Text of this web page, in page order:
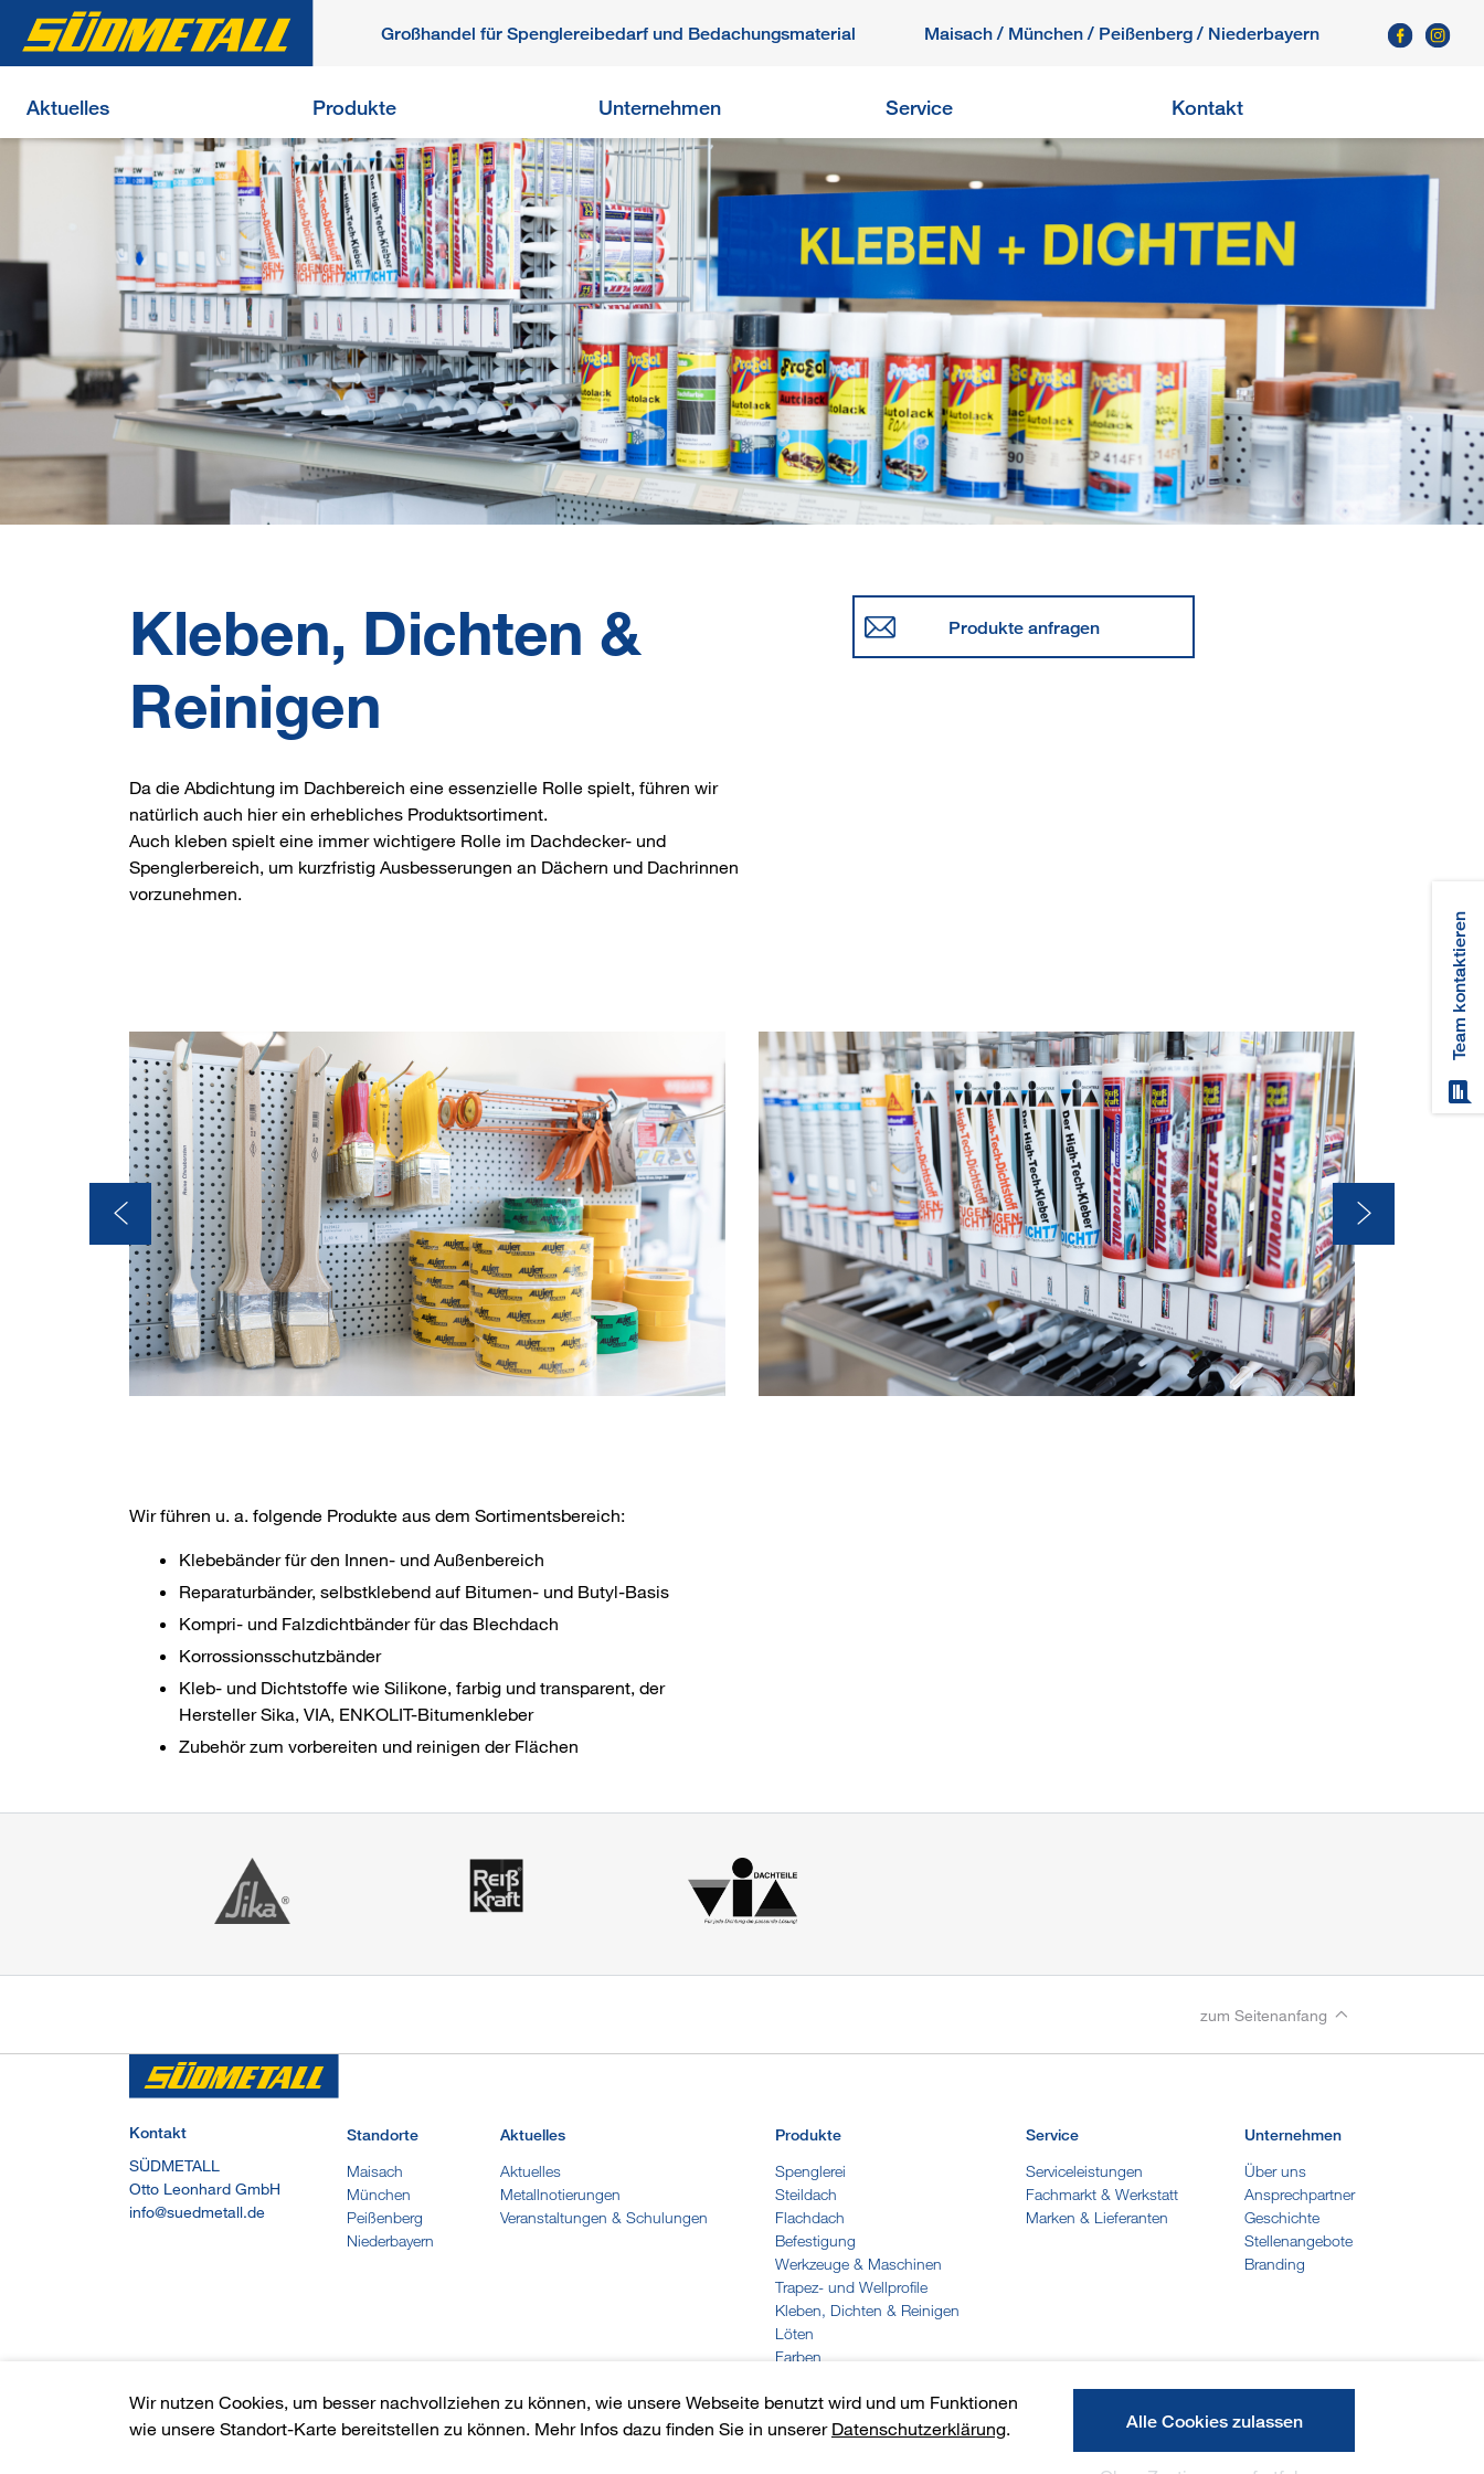
Großhandel für Spenglereibedarf und Bedachungsmaterial Maisach/ München/ Peißenberg/ Niederbayern
Aktuelles Produkte Unternehmen Service Kontakt
Kleben, Dichten &
Reinigen
Da die Abdichtung im Dachbereich eine essenzielle Rolle spielt, führen wir
natürlich auch hier ein erhebliches Produktsortiment.
Auch kleben spielt eine immer wichtigere Rolle im Dachdecker- und
Spenglerbereich, um kurzfristig Ausbesserungen an Dächern und Dachrinnen
vorzunehmen.
Produkte anfragen
Wir führen u. a. folgende Produkte aus dem Sortimentsbereich:
Klebebänder für den Innen- und Außenbereich
Reparaturbänder, selbstklebend auf Bitumen- und Butyl-Basis
Kompri- und Falzdichtbänder für das Blechdach
Korrossionsschutzbänder
Kleb- und Dichtstoffe wie Silikone, farbig und transparent, der
Hersteller Sika, VIA, ENKOLIT-Bitumenkleber
Zubehör zum vorbereiten und reinigen der Flächen
Team kontaktieren
zum Seitenanfang
Kontakt
SÜDMETALL
Otto Leonhard GmbH
info@suedmetall.de
Standorte
Maisach
München
Peißenberg
Niederbayern
Aktuelles
Aktuelles
Metallnotierungen
Veranstaltungen & Schulungen
Produkte
Spenglerei
Steildach
Flachdach
Befestigung
Werkzeuge & Maschinen
Trapez- und Wellprofile
Kleben, Dichten & Reinigen
Löten
Farben
Service
Serviceleistungen
Fachmarkt & Werkstatt
Marken & Lieferanten
Unternehmen
Über uns
Ansprechpartner
Geschichte
Stellenangebote
Branding
Wir nutzen Cookies, um besser nachvollziehen zu können, wie unsere Webseite benutzt wird und um Funktionen
wie unsere Standort-Karte bereitstellen zu können. Mehr Infos dazu finden Sie in unserer Datenschutzerklärung. Alle Cookies zulassen